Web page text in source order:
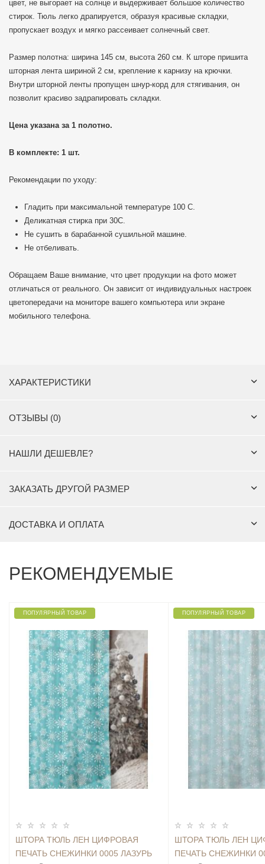
цвет, не выгорает на солнце и выдерживает большое количество
стирок. Тюль легко драпируется, образуя красивые складки,
пропускает воздух и мягко рассеивает солнечный свет.
Размер полотна: ширина 145 см, высота 260 см. К шторе пришита
шторная лента шириной 2 см, крепление к карнизу на крючки.
Внутри шторной ленты пропущен шнур-корд для стягивания, он
позволит красиво задрапировать складки.
Цена указана за 1 полотно.
В комплекте: 1 шт.
Рекомендации по уходу:
Гладить при максимальной температуре 100 C.
Деликатная стирка при 30С.
Не сушить в барабанной сушильной машине.
Не отбеливать.
Обращаем Ваше внимание, что цвет продукции на фото может
отличаться от реального. Он зависит от индивидуальных настроек
цветопередачи на мониторе вашего компьютера или экране
мобильного телефона.
ХАРАКТЕРИСТИКИ
ОТЗЫВЫ (0)
НАШЛИ ДЕШЕВЛЕ?
ЗАКАЗАТЬ ДРУГОЙ РАЗМЕР
ДОСТАВКА И ОПЛАТА
РЕКОМЕНДУЕМЫЕ
ПОПУЛЯРНЫЙ ТОВАР
ШТОРА ТЮЛЬ ЛЕН ЦИФРОВАЯ
ПЕЧАТЬ СНЕЖИНКИ 0005 ЛАЗУРЬ
ПОПУЛЯРНЫЙ ТОВАР
ШТОРА ТЮЛЬ ЛЕН
ПЕЧАТЬ СНЕЖИНКИ